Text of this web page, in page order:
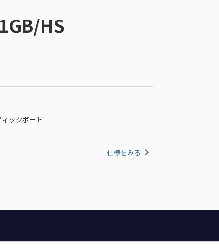
HS
ックボード
仕様をみる